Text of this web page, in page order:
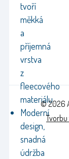
tvoří
měkká
a
příjemná
vrstva
z
fleecového
materiálu
Moderní
design,
snadná
údržba
© 2026